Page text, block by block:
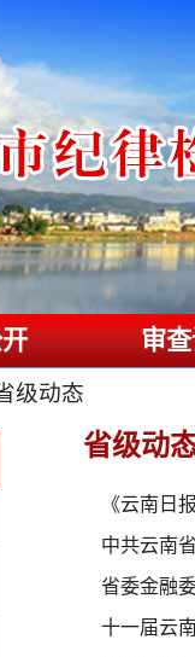
审
级动态
省级动
《云南日
中共云南
省委金融
十一届云